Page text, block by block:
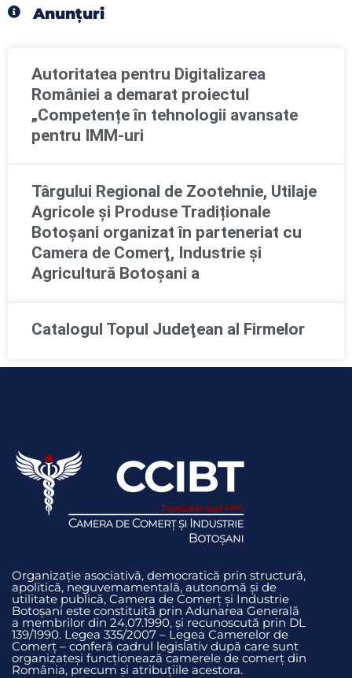
Anunțuri
Autoritatea pentru Digitalizarea
României a demarat proiectul
„Competențe în tehnologii avansate
pentru IMM-uri
Târgului Regional de Zootehnie, Utilaje
Agricole și Produse Tradiționale
Botoșani organizat în parteneriat cu
Camera de Comerţ, Industrie şi
Agricultură Botoşani a
Catalogul Topul Judeţean al Firmelor
Organizație asociativă, democratică prin structură,
apolitică, neguvemamentală, autonomă și de
utilitate publică, Camera de Comerț și Industrie
Botoșani este constituită prin Adunarea Generală
a membrilor din 24.07.1990, și recunoscută prin DL
139/1990. Legea 335/2007 – Legea Camerelor de
Comerț – conferă cadrul legislativ după care sunt
organizateși funcționează camerele de comerț din
România, precum și atribuțiile acestora.